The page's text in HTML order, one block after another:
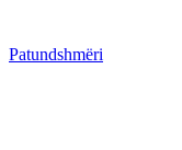
Patundshmëri